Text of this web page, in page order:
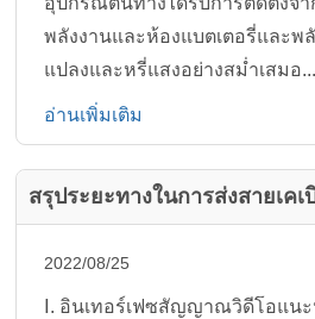
พลังงานและห้องแบตเตอรี่และพ
แปลงและหรี่แสงอย่างสม่ำเสมอ...
อ่านเพิ่มเติม
สรุประยะทางในการส่งสายเคเ
2022/08/25
Ⅰ. อินเทอร์เฟซสัญญาณวิดีโอแน